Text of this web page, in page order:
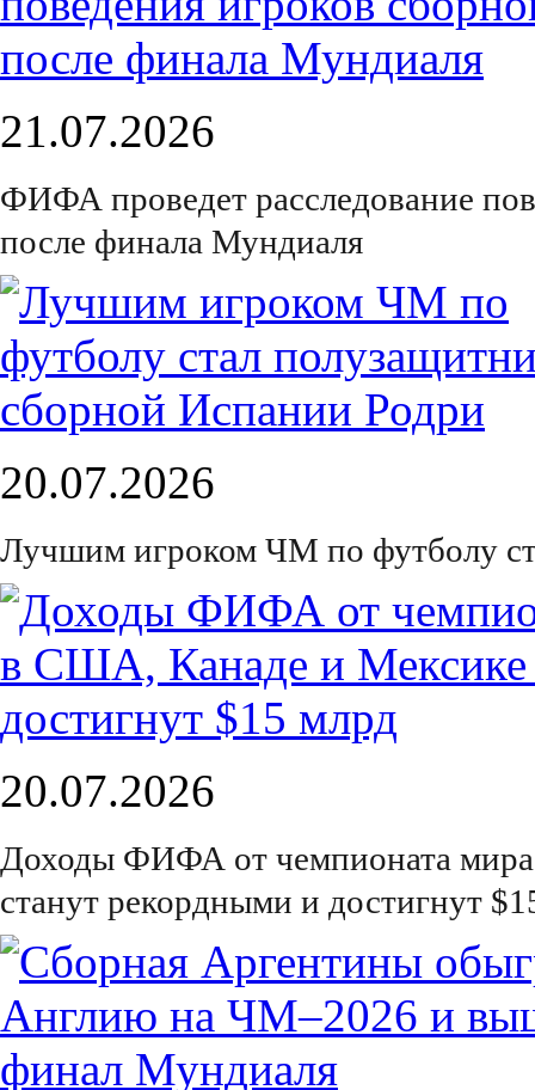
21.07.2026
ФИФА проведет расследование
после финала Мундиаля
20.07.2026
Лучшим игроком ЧМ по футболу
20.07.2026
Доходы ФИФА от чемпионата
станут рекордными и достигнут